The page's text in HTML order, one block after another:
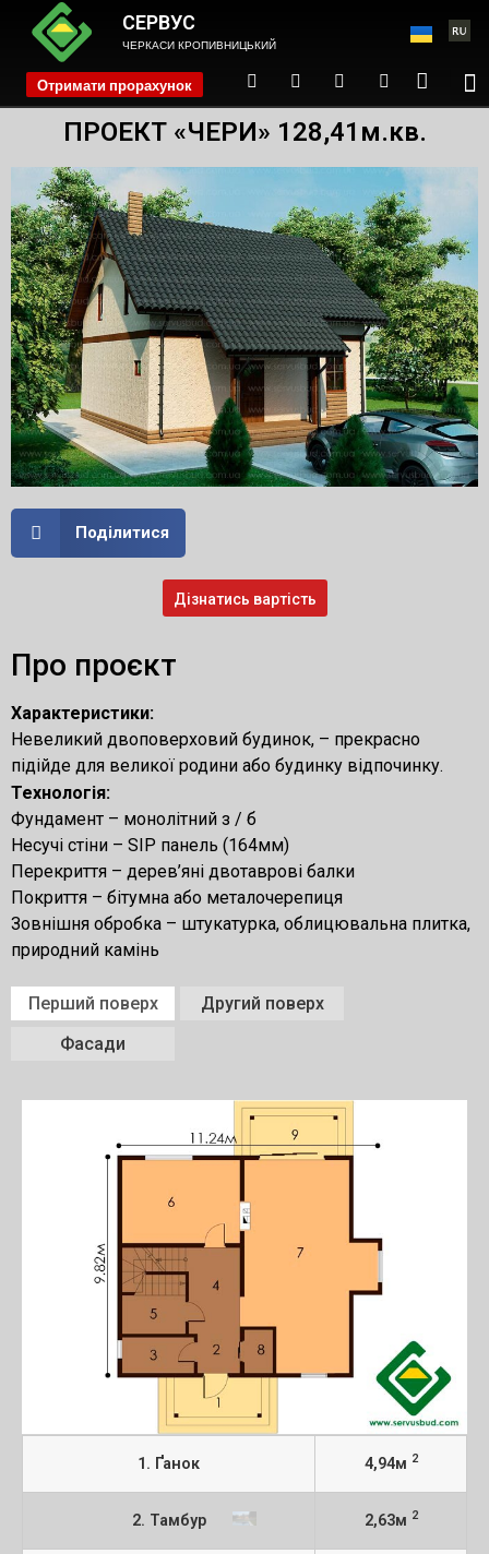
СЕРВУС
ЧЕРКАСИ КРОПИВНИЦЬКИЙ
Отримати прорахунок phone
ПРОЕКТ «ЧЕРИ» 128,41м.кв.
Поділитися
Дізнатись вартість
Про проєкт
Характеристики:
Невеликий двоповерховий будинок, – прекрасно
підійде для великої родини або будинку відпочинку.
Технологія:
Фундамент – монолітний з / б
Несучі стіни – SIP панель (164мм)
Перекриття – дерев’яні двотаврові балки
Покриття – бітумна або металочерепиця
Зовнішня обробка – штукатурка, облицювальна плитка,
природний камінь
Перший поверх
Другий поверх
Фасади
1. Ґанок 4,94м 2
2. Тамбур 2,63м 2